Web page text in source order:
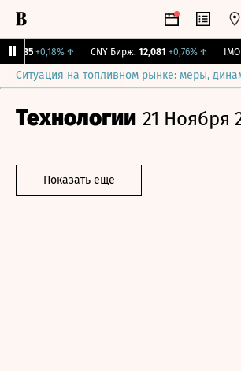
115,35 +0,18%↑ CNY Бирж. 12,081 +0,76%↑
Ситуация на топливном рынке: меры,
Технологии 21 Ноября
Показать еще